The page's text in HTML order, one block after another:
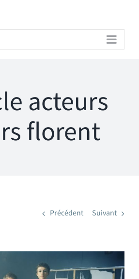
acteurs
florent
Précédent Suivant